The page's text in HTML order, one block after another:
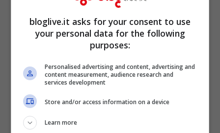
Il duetto più atteso arriva:
bloglive.it asks for your consent to use
your personal data for the following
purposes:
Personalised advertising and content, advertising and
content measurement, audience research and
services development
Store and/or access information on a device
Learn more